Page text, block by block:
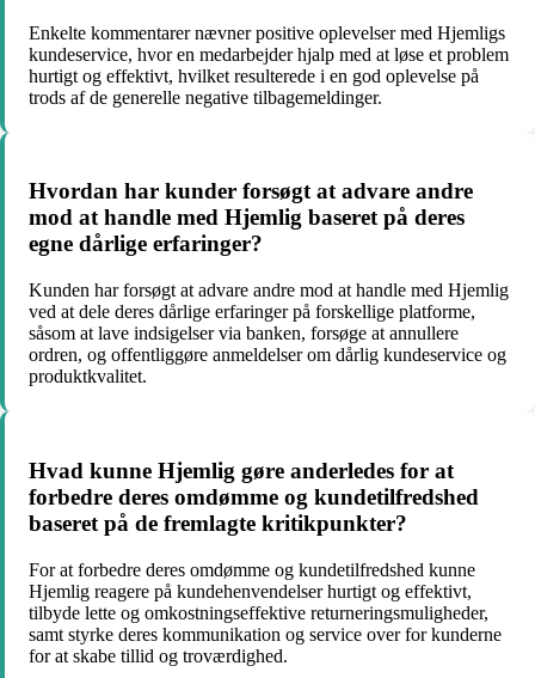
Enkelte kommentarer nævner positive oplevelser med Hjemligs
kundeservice, hvor en medarbejder hjalp med at løse et problem
hurtigt og effektivt, hvilket resulterede i en god oplevelse på
trods af de generelle negative tilbagemeldinger.
Hvordan har kunder forsøgt at advare andre
mod at handle med Hjemlig baseret på deres
egne dårlige erfaringer?
Kunden har forsøgt at advare andre mod at handle med Hjemlig
ved at dele deres dårlige erfaringer på forskellige platforme,
såsom at lave indsigelser via banken, forsøge at annullere
ordren, og offentliggøre anmeldelser om dårlig kundeservice og
produktkvalitet.
Hvad kunne Hjemlig gøre anderledes for at
forbedre deres omdømme og kundetilfredshed
baseret på de fremlagte kritikpunkter?
For at forbedre deres omdømme og kundetilfredshed kunne
Hjemlig reagere på kundehenvendelser hurtigt og effektivt,
tilbyde lette og omkostningseffektive returneringsmuligheder,
samt styrke deres kommunikation og service over for kunderne
for at skabe tillid og troværdighed.